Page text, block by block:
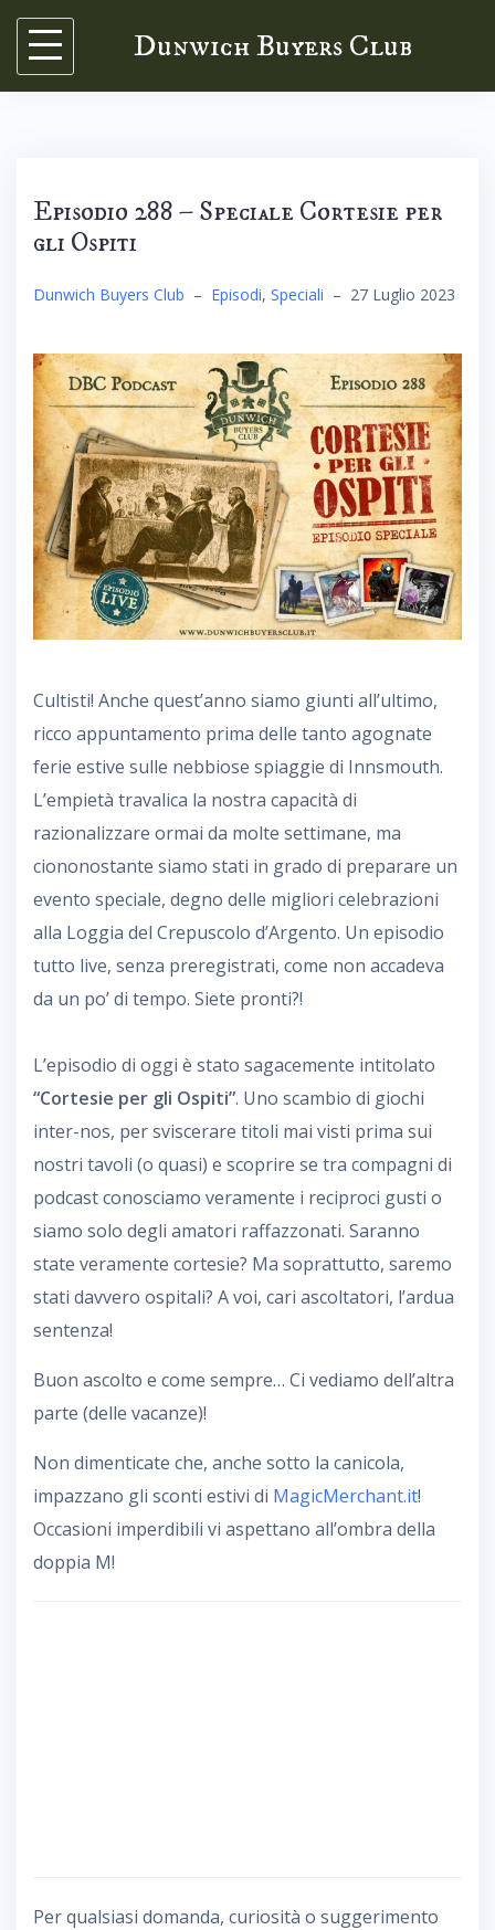
Skip
content
Dunwich Buyers Club
Episodio 288 – Speciale Cortesie per
gli Ospiti
Dunwich Buyers Club – Episodi, Speciali – 27 Luglio 2023
Cultisti! Anche quest’anno siamo giunti all’ultimo,
ricco appuntamento prima delle tanto agognate
ferie estive sulle nebbiose spiaggie di Innsmouth.
L’empietà travalica la nostra capacità di
razionalizzare ormai da molte settimane, ma
ciononostante siamo stati in grado di preparare un
evento speciale, degno delle migliori celebrazioni
alla Loggia del Crepuscolo d’Argento. Un episodio
tutto live, senza preregistrati, come non accadeva
da un po’ di tempo. Siete pronti?!
L’episodio di oggi è stato sagacemente intitolato
“Cortesie per gli Ospiti”. Uno scambio di giochi
inter-nos, per sviscerare titoli mai visti prima sui
nostri tavoli (o quasi) e scoprire se tra compagni di
podcast conosciamo veramente i reciproci gusti o
siamo solo degli amatori raffazzonati. Saranno
state veramente cortesie? Ma soprattutto, saremo
stati davvero ospitali? A voi, cari ascoltatori, l’ardua
sentenza!
Buon ascolto e come sempre… Ci vediamo dell’altra
parte (delle vacanze)!
Non dimenticate che, anche sotto la canicola,
impazzano gli sconti estivi di MagicMerchant.it!
Occasioni imperdibili vi aspettano all’ombra della
doppia M!
Per qualsiasi domanda, curiosità o suggerimento